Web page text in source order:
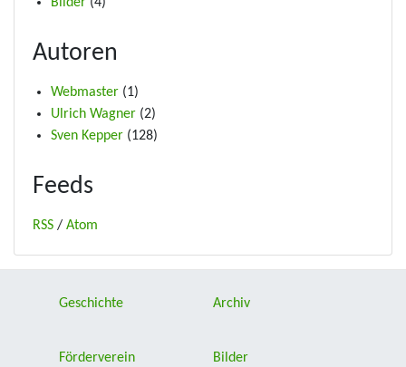
Autoren
Webmaster (1)
Ulrich Wagner (2)
Sven Kepper (128)
Feeds
RSS / Atom
Geschichte Archiv
Förderverein Bilder